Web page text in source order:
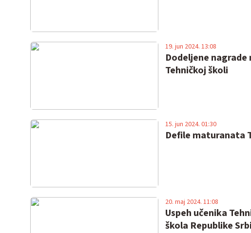
Dodeljene
Tehničkoj školi
19. jun 2024. 13:08
Defile maturanata
15. jun 2024. 01:30
Uspeh učenika
škola Republike
20. maj 2024. 11:08